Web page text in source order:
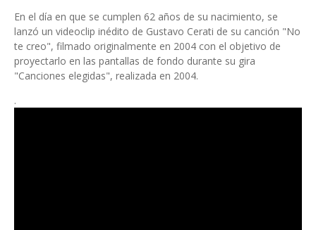
En el día en que se cumplen 62 años de su nacimiento, se
lanzó un videoclip inédito de Gustavo Cerati de su canción "No
te creo", filmado originalmente en 2004 con el objetivo de
proyectarlo en las pantallas de fondo durante su gira
"Canciones elegidas", realizada en 2004.
.